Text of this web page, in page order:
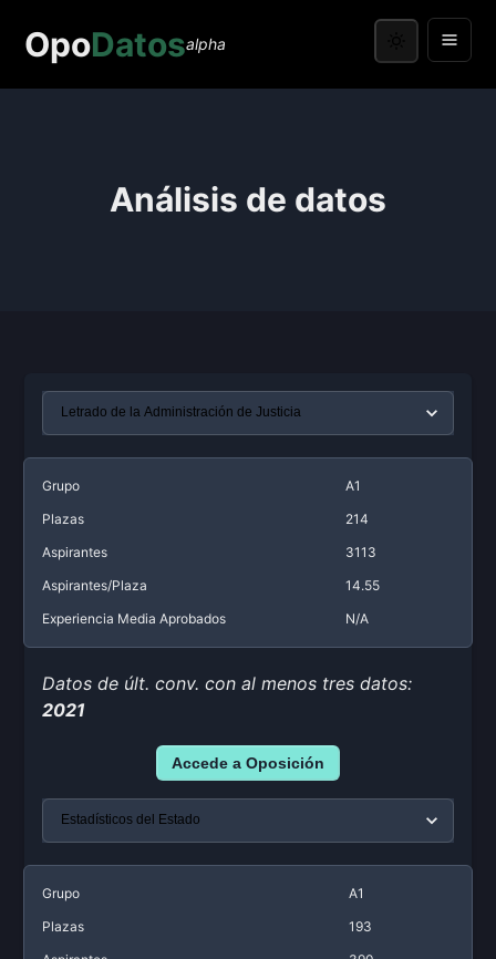
OpoDatosalpha
Análisis de datos
Grupo
A1
Plazas
214
Aspirantes
3113
Aspirantes/Plaza
14.55
Experiencia Media Aprobados
N/A
Datos de últ. conv. con al menos tres datos:
2021
Accede a Oposición
Grupo
A1
Plazas
193